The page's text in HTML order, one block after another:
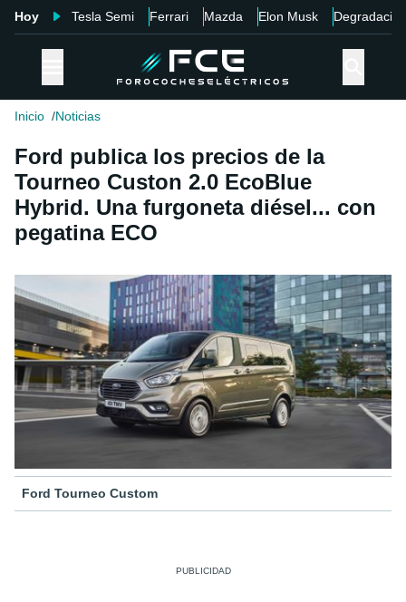
Hoy Tesla Semi Ferrari Mazda Elon Musk Degradación
Inicio Noticias
Ford publica los precios de la
Tourneo Custon 2.0 EcoBlue
Hybrid. Una furgoneta diésel... con
pegatina ECO
Ford Tourneo Custom